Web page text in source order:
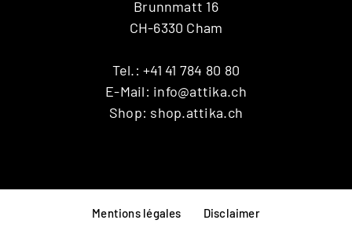
Brunnmatt 16
CH-6330 Cham
Tel.:+41 41 784 80 80
E-Mail: info@attika.ch
Shop: shop.attika.ch
Mentions légales Disclaimer